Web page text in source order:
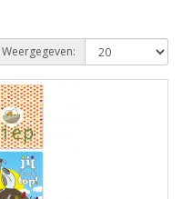
Weergegeven: